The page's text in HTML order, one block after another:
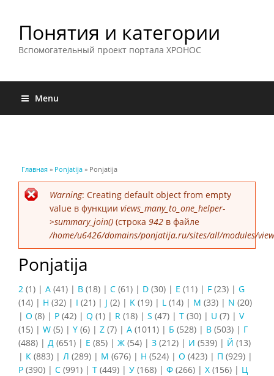
Понятия и категории
Вспомогательный проект портала ХРОНОС
Menu
Вы здесь
Главная » Ponjatija » Ponjatija
Сообщение об ошибке
Warning: Creating default object from empty
value в функции views_many_to_one_helper-
>summary_join() (строка 942 в файле
/home/u6426/domains/ponjatija.ru/sites/all/modules/
Ponjatija
2 (1) | A (41) | B (18) | C (61) | D (30) | E (11) | F (23) | G
(14) | H (32) | I (21) | J (2) | K (19) | L (14) | M (33) | N (20)
| O (8) | P (42) | Q (1) | R (18) | S (47) | T (30) | U (7) | V
(15) | W (5) | Y (6) | Z (7) | А (1011) | Б (528) | В (503) | Г
(488) | Д (651) | Е (85) | Ж (54) | З (212) | И (539) | Й (13)
| К (883) | Л (289) | М (676) | Н (524) | О (423) | П (929) |
Р (390) | С (991) | Т (449) | У (168) | Ф (266) | Х (156) | Ц